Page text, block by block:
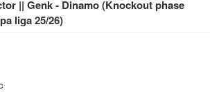
|| Genk - Dinamo (Knockout phase
liga 25/26)